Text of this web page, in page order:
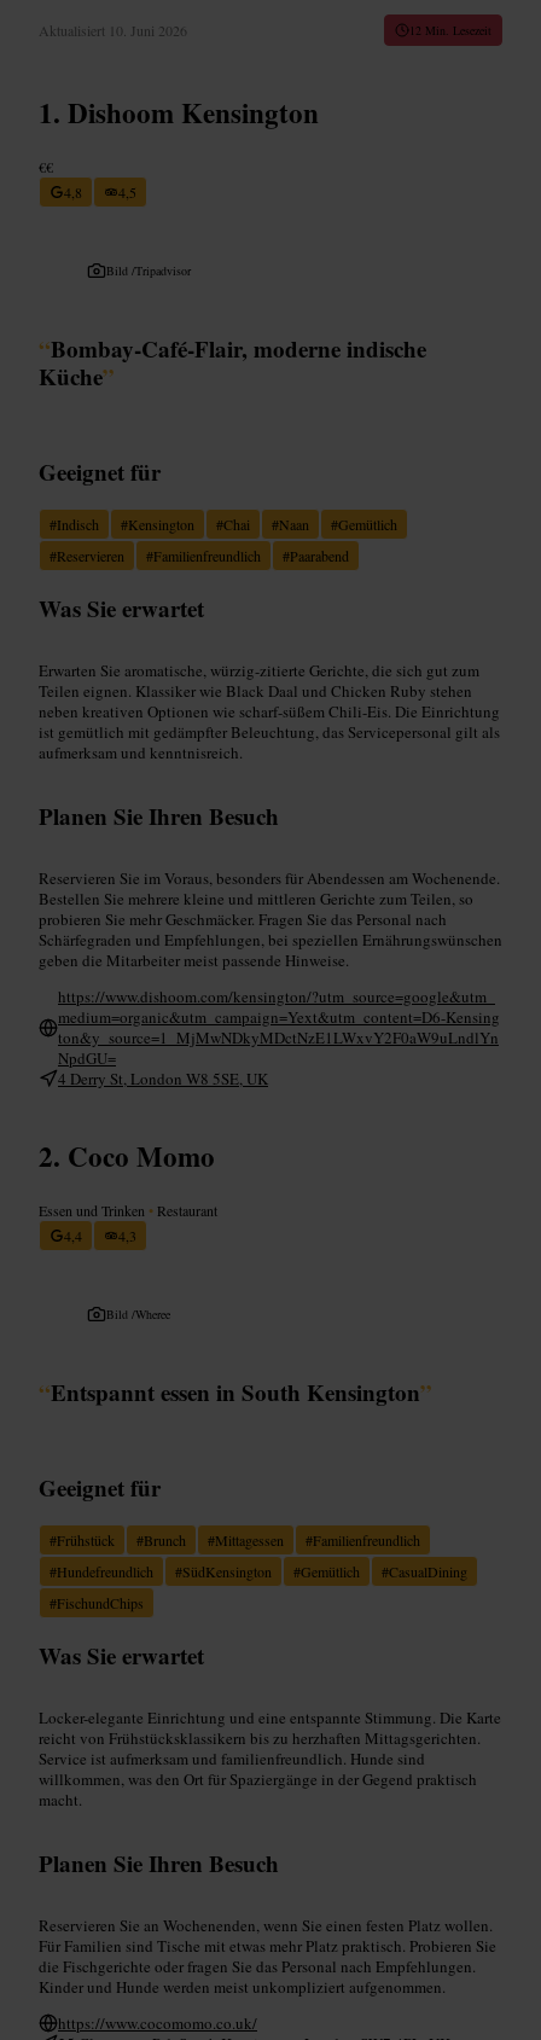
Aktualisiert 10. Juni 2026 12 Min. Lesezeit
Dishoom Kensington
€€
4,8
4,5
Bild /Tripadvisor
“Bombay‑Café-Flair, moderne indische
Küche”
Geeignet für
#Indisch #Kensington #Chai #Naan #Gemütlich
#Reservieren #Familienfreundlich #Paarabend
Was Sie erwartet
Erwarten Sie aromatische, würzig-zitierte Gerichte, die sich gut zum
Teilen eignen. Klassiker wie Black Daal und Chicken Ruby stehen
neben kreativen Optionen wie scharf-süßem Chili-Eis. Die Einrichtung
ist gemütlich mit gedämpfter Beleuchtung, das Servicepersonal gilt als
aufmerksam und kenntnisreich.
Planen Sie Ihren Besuch
Reservieren Sie im Voraus, besonders für Abendessen am Wochenende.
Bestellen Sie mehrere kleine und mittleren Gerichte zum Teilen, so
probieren Sie mehr Geschmäcker. Fragen Sie das Personal nach
Schärfegraden und Empfehlungen, bei speziellen Ernährungswünschen
geben die Mitarbeiter meist passende Hinweise.
https://www.dishoom.com/kensington/?utm_source=google&utm_
medium=organic&utm_campaign=Yext&utm_content=D6-Kensing
ton&y_source=1_MjMwNDkyMDctNzE1LWxvY2F0aW9uLndlYn
NpdGU=
4 Derry St, London W8 5SE, UK
Coco Momo
Essen und Trinken • Restaurant
4,4
4,3
Bild /Wheree
“Entspannt essen in South Kensington”
Geeignet für
#Frühstück #Brunch #Mittagessen #Familienfreundlich
#Hundefreundlich #SüdKensington #Gemütlich #CasualDining
#FischundChips
Was Sie erwartet
Locker-elegante Einrichtung und eine entspannte Stimmung. Die Karte
reicht von Frühstücksklassikern bis zu herzhaften Mittagsgerichten.
Service ist aufmerksam und familienfreundlich. Hunde sind
willkommen, was den Ort für Spaziergänge in der Gegend praktisch
macht.
Planen Sie Ihren Besuch
Reservieren Sie an Wochenenden, wenn Sie einen festen Platz wollen.
Für Familien sind Tische mit etwas mehr Platz praktisch. Probieren Sie
die Fischgerichte oder fragen Sie das Personal nach Empfehlungen.
Kinder und Hunde werden meist unkompliziert aufgenommen.
https://www.cocomomo.co.uk/